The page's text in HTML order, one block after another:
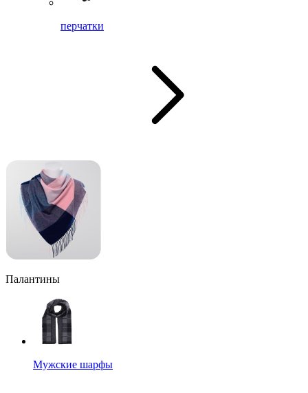
перчатки
Палантины
Мужские шарфы